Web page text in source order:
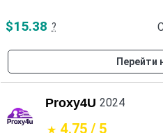
$15.38 ?
Перейти
Proxy4U 2024
4.75 / 5